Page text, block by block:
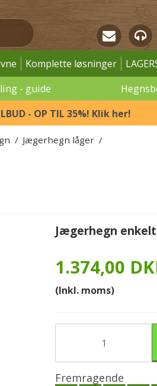
Komplette løsninger
- guide
- OP TIL 35%! Klik her!
/ Jægerhegn låger /
Jægerhegn
1.374,00
(Inkl. moms)
Fremragende